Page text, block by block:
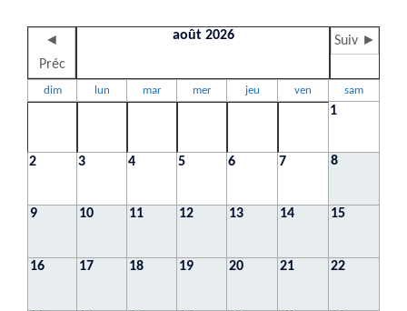
◄
Préc
août 2026 Suiv ►
dim lun mar mer jeu ven sam
1
2 3 4 5 6 7 8
9 10 11 12 13 14 15
16 17 18 19 20 21 22